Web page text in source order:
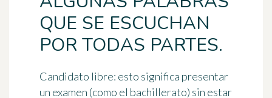
QUE SE ESCUCHAN
POR TODAS PARTES.
Candidato libre: esto significa presentar
un examen (como el bachillerato) sin estar